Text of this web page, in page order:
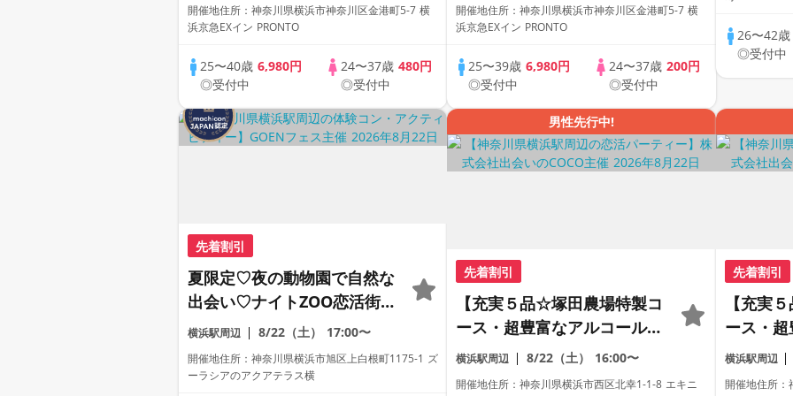
開催地住所：神奈川県横浜市神奈川区金港町5-7 横
浜京急EXイン PRONTO
25〜40歳6,980円
◎受付中
24〜37歳 480円
◎受付中
開催地住所：神奈川県横浜市神奈川区金港町5-7 横
浜京急EXイン PRONTO
25〜39歳6,980円
◎受付中
24〜37歳200円
◎受付中
26〜42
◎受付中
先着割引
夏限定♡夜の動物園で自然な
出会い♡ナイトZOO恋活街コ
ンinズーラシア※別途入場料
横浜駅周辺 8/22（土） 17:00〜
開催地住所：神奈川県横浜市旭区上白根町1175-1 ズ
ーラシアのアクアテラス横
男性先行中!
先着割引
【充実５品☆塚田農場特製コ
ース・超豊富なアルコール付
飲み放題】【全国誌紹介多数
の人気街コン☆】【２０代・
横浜駅周辺 8/22（土） 16:00〜
開催地住所：神奈川県横浜市西区北幸1-1-8 エキニ
先着割引
【充実
ース・
飲み放
の超人
横浜駅周辺
開催地住所：